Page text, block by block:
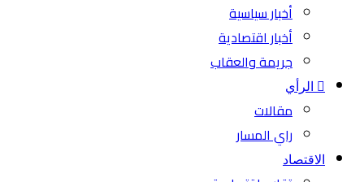
أخبار سياسية
أخبار اقتصادية
جريمة والعقاب
الرأي
مقالات
راي المسار
الاقتصاد